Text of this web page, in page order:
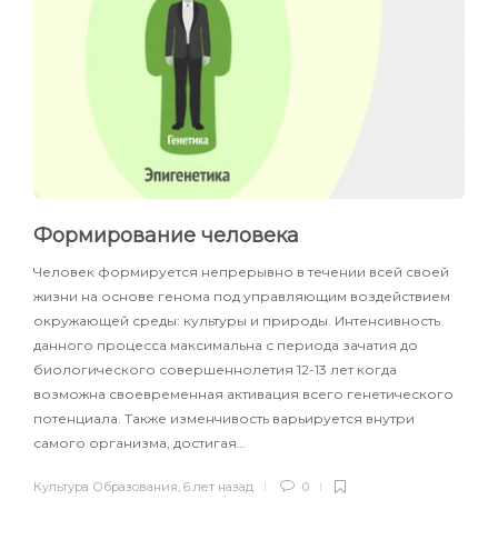
Формирование человека
Человек формируется непрерывно в течении всей своей
жизни на основе генома под управляющим воздействием
окружающей среды: культуры и природы. Интенсивность
данного процесса максимальна с периода зачатия до
биологического совершеннолетия 12-13 лет когда
возможна своевременная активация всего генетического
потенциала. Также изменчивость варьируется внутри
самого организма, достигая…
Культура Образования, 6 лет назад 0